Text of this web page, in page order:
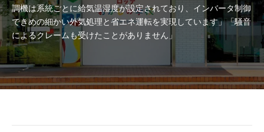
調機は系統ごとに給気温湿度が設定されており、インバータ制御
できめの細かい外気処理と省エネ運転を実現しています」「騒音
によるクレームも受けたことがありません」